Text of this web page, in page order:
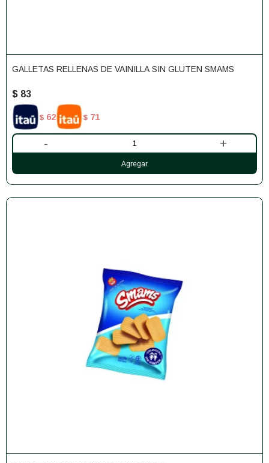
GALLETAS RELLENAS DE VAINILLA SIN GLUTEN SMAMS
$ 83
$ 62 $ 71
- +